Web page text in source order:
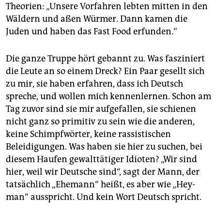
Theorien: „Unsere Vorfahren lebten mitten in den
Wäldern und aßen Würmer. Dann kamen die
Juden und haben das Fast Food erfunden.“
Die ganze Truppe hört gebannt zu. Was fasziniert
die Leute an so einem Dreck? Ein Paar gesellt sich
zu mir, sie haben erfahren, dass ich Deutsch
spreche, und wollen mich kennenlernen. Schon am
Tag zuvor sind sie mir aufgefallen, sie schienen
nicht ganz so primitiv zu sein wie die anderen,
keine Schimpfwörter, keine rassistischen
Beleidigungen. Was haben sie hier zu suchen, bei
diesem Haufen gewalttätiger Idio­ten? „Wir sind
hier, weil wir Deutsche sind“, sagt der Mann, der
tatsächlich „Ehemann“ heißt, es aber wie „Hey-
man“ ausspricht. Und kein Wort Deutsch spricht.